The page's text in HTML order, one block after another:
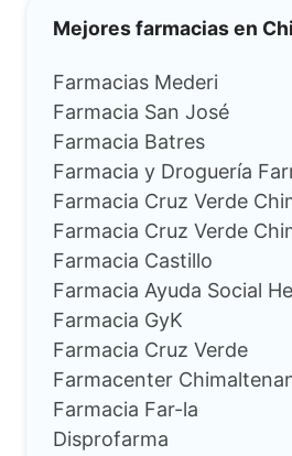
Mejores farmacias en
Farmacias Mederi
Farmacia San José
Farmacia Batres
Farmacia y Droguería
Farmacia Cruz Verde
Farmacia Cruz Verde
Farmacia Castillo
Farmacia Ayuda Social
Farmacia GyK
Farmacia Cruz Verde
Farmacenter
Farmacia Far-la
Disprofarma